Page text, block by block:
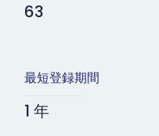
63
最短登録期間
1 年